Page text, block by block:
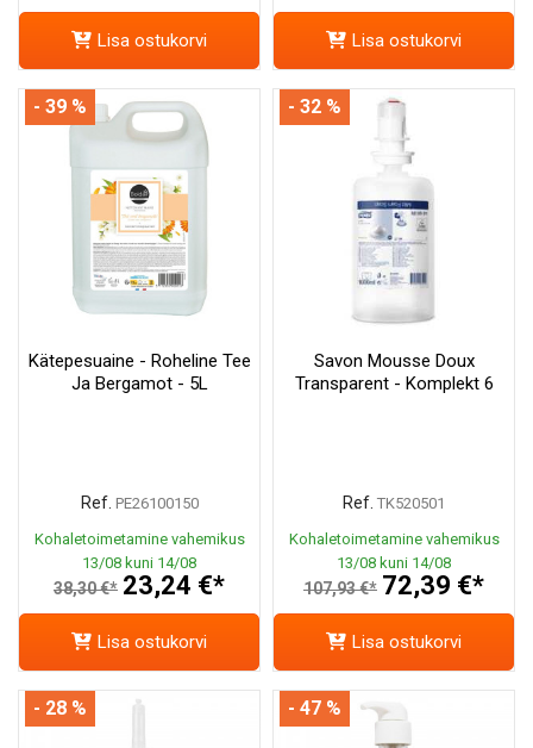
Lisa ostukorvi Lisa ostukorvi
Kätepesuaine - Roheline Tee
Ja Bergamot - 5L
Ref. PE26100150
Kohaletoimetamine vahemikus
13/08 kuni 14/08
38,30 €* 23,24 €*
- 39 %
Lisa ostukorvi
Savon Mousse Doux
Transparent - Komplekt 6
Ref. TK520501
Kohaletoimetamine vahemikus
13/08 kuni 14/08
107,93 €* 72,39 €*
- 32 %
Lisa ostukorvi
- 28 % - 47 %